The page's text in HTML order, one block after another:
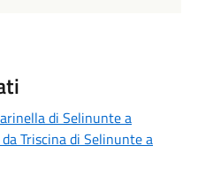
di Selinunte a
Triscina di Selinunte a